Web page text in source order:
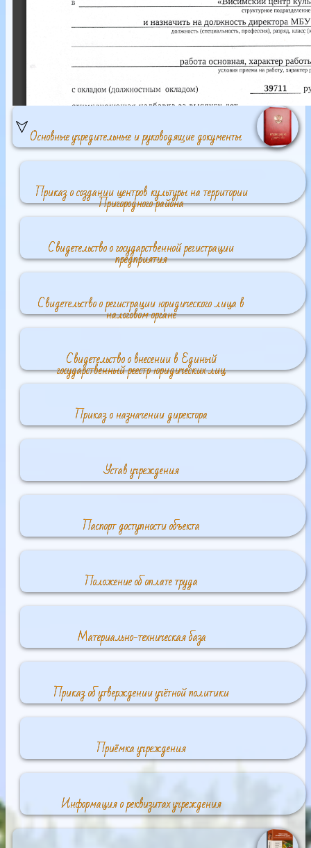
Основные учредительные и руководящие документы
Приказ о создании центров культуры на территории
Пригородного района
Свидетельство о государственной регистрации
предприятия
Свидетельство о регистрации юридического лица в
налоговом органе
Свидетельство о внесении в Единый
государственный реестр юридических лиц
Приказ о назначении директора
Устав учреждения
Паспорт доступности объекта
Положение об оплате труда
Материально-техническая база
Приказ об утверждении учётной политики
Приёмка учреждения
Информация о реквизитах учреждения